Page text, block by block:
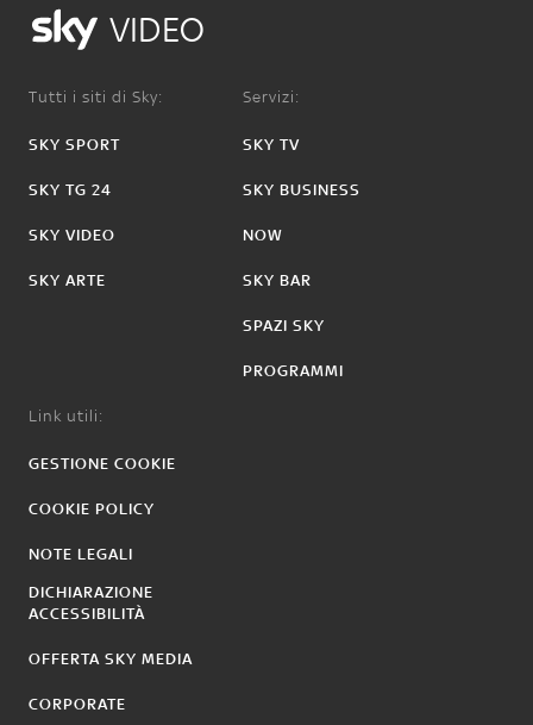
VIDEO
Tutti i siti di Sky:
SKY SPORT
SKY TG 24
SKY VIDEO
SKY ARTE
Servizi:
SKY TV
SKY BUSINESS
NOW
SKY BAR
SPAZI SKY
PROGRAMMI
Link utili:
GESTIONE COOKIE
COOKIE POLICY
NOTE LEGALI
DICHIARAZIONE
ACCESSIBILITÀ
OFFERTA SKY MEDIA
CORPORATE